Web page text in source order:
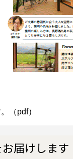
（pdf）
お届けします